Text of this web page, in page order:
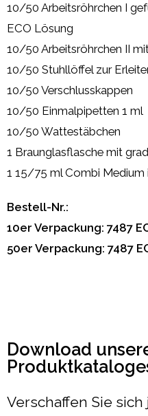
10/50 Arbeitsröhrchen I
ECO Lösung
10/50 Arbeitsröhrchen II
10/50 Stuhllöffel zur
10/50 Verschlusskappen
10/50 Einmalpipetten 1 ml
10/50 Wattestäbchen
1 Braunglasflasche mit
1 15/75 ml Combi Medium
Bestell-Nr.:
10er Verpackung: 7487
50er Verpackung: 7487
Download
Verschaffen Sie